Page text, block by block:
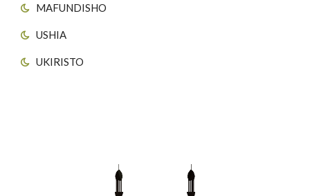
MAFUNDISHO
USHIA
UKIRISTO